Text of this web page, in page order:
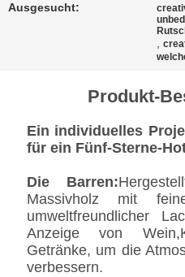
Ausgesucht:
,
Produkt-
Ein individuelles
für ein Fünf-Sterne-
Die Barren:
Massivholz mit
umweltfreundlicher
Anzeige von
Getränke, um die
verbessern.